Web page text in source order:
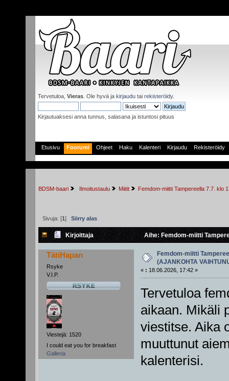
Tervetuloa, Vieras . Ole hyvä ja kirjaudu tai rekisteröidy.
Kirjautuaksesi anna tunnus, salasana ja istuntosi pituus
Etusivu Foorumi Ohjeet Haku Kalenteri Kirjaudu Rekisteröidy
BDSM-baari Ilmoitustaulu Miitit Femdom-miitti Tampereella 7.7. klo
Sivuja: [1] Siirry alas
Kirjoittaja Aihe: Femdom-miitti
TätiHapan
Rsyke
V.I.P.
Viestejä: 1520
I could eat you for breakfast
Galleria
Femdom-miitti
(AJANKOHTA
« : 18.06.2026, 17:42 »
Tervetuloa
aikaan. Mikäli
viestitse. Aika
muuttunut
kalenterisi.